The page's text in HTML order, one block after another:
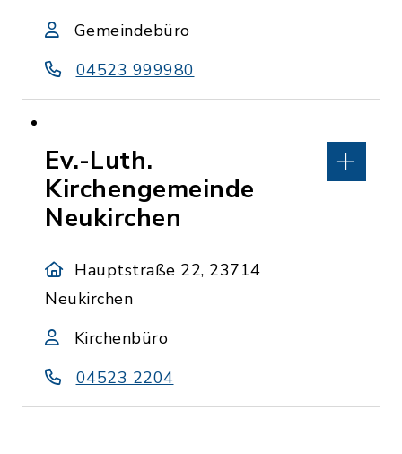
Gemeindebüro
04523 999980
Ev.-Luth.
Kirchengemeinde
Neukirchen
Hauptstraße 22, 23714
Neukirchen
Kirchenbüro
04523 2204